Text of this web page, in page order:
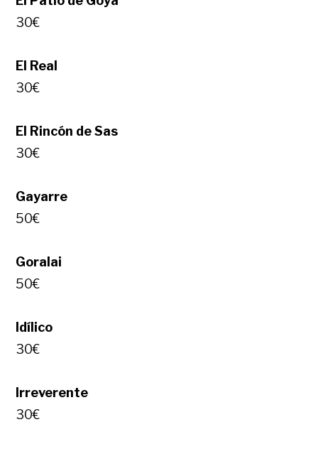
30€
El Real
30€
El Rincón de Sas
30€
Gayarre
50€
Goralai
50€
Idílico
30€
Irreverente
30€